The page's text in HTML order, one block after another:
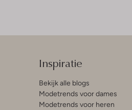
Inspiratie
Bekijk alle blogs
Modetrends voor dames
Modetrends voor heren